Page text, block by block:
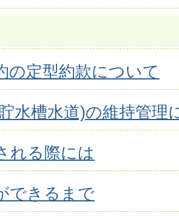
の定型約款について
水槽水道)の維持管理
れる際には
できるまで